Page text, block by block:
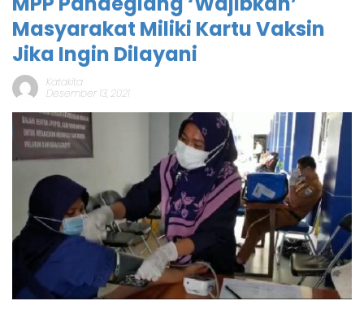
Masyarakat Miliki Kartu Vaksin
Jika Ingin Dilayani
Katakita
Desember 13, 2021